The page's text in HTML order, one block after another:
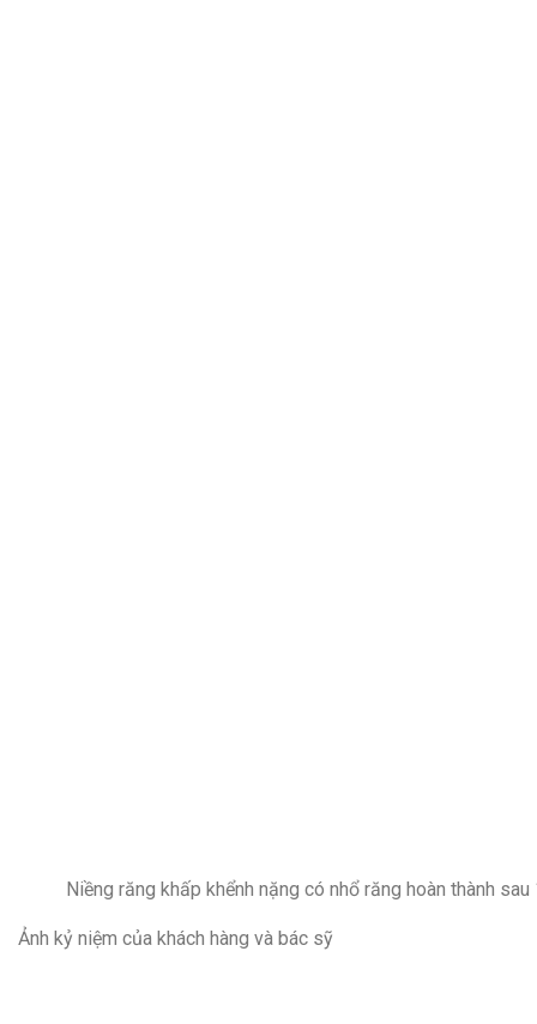
Niềng răng khấp khểnh nặng có nhổ răng hoàn thành sau
Ảnh kỷ niệm của khách hàng và bác sỹ